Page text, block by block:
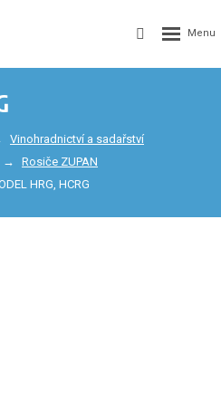
Vinohradnictví a sadařství
Rosiče ZUPAN
HRG, HCRG